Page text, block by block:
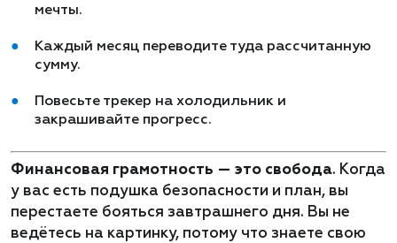
мечты.
Каждый месяц переводите туда рассчитанную
сумму.
Повесьте трекер на холодильник и
закрашивайте прогресс.
Финансовая грамотность — это свобода. Когда
у вас есть подушка безопасности и план, вы
перестаете бояться завтрашнего дня. Вы не
ведётесь на картинку, потому что знаете свою